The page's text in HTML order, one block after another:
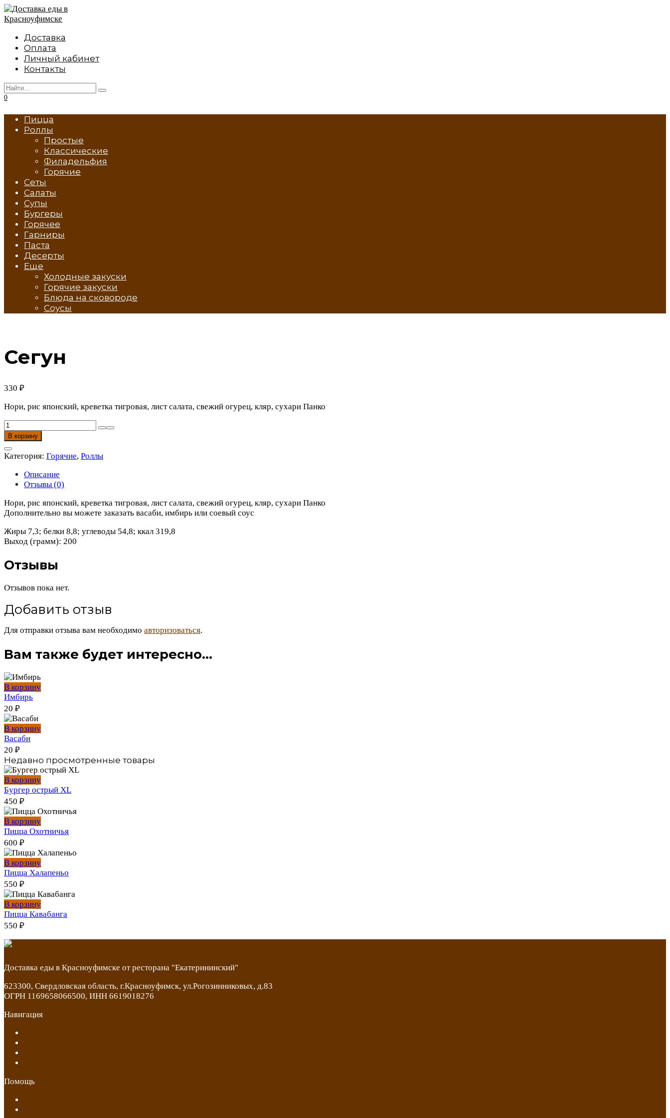
Перейти
к
Доставка
Оплата
Личный кабинет
Контакты
Search
for:
0
Пицца
Роллы
Простые
Классические
Филадельфия
Горячие
Сеты
Салаты
Супы
Бургеры
Горячее
Гарниры
Паста
Десерты
Еще
Холодные закуски
Горячие закуски
Блюда на сковороде
Соусы
Сегун
330 ₽
Нори, рис японский, креветка тигровая, лист салата, свежий огурец, кляр, сухари Панко
Количество
товара
Сегун
В корзину
Категория: Горячие, Роллы
Описание
Отзывы (0)
Нори, рис японский, креветка тигровая, лист салата, свежий огурец, кляр, сухари Панко
Дополнительно вы можете заказать васаби, имбирь или соевый соус
Жиры 7,3; белки 8,8; углеводы 54,8; ккал 319,8
Выход (грамм): 200
Отзывы
Отзывов пока нет.
Добавить отзыв
Для отправки отзыва вам необходимо авторизоваться.
Вам также будет интересно…
В корзину
Имбирь
20 ₽
В корзину
Васаби
20 ₽
Недавно просмотренные товары
В корзину
Бургер острый XL
450 ₽
В корзину
Пицца Охотничья
600 ₽
В корзину
Пицца Халапеньо
550 ₽
В корзину
Пицца Кавабанга
550 ₽
Доставка еды в Красноуфимске от ресторана "Екатерининский"
623300, Свердловская область, г.Красноуфимск, ул.Рогозинниковых, д.83
ОГРН 1169658066500, ИНН 6619018276
Навигация
Помощь